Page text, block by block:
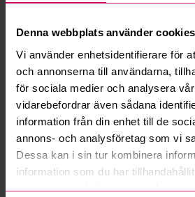
Denna webbplats använder cookies
Vi använder enhetsidentifierare för
och annonserna till användarna,
för sociala medier och analysera
vidarebefordrar även sådana
information från din enhet till de
annons- och analysföretag som vi
Dessa kan i sin tur kombinera
information som du har
samlat in när du har använt deras
Kan jag ångra ett bud?
Läs fler frågor och
Mer från samma kategori